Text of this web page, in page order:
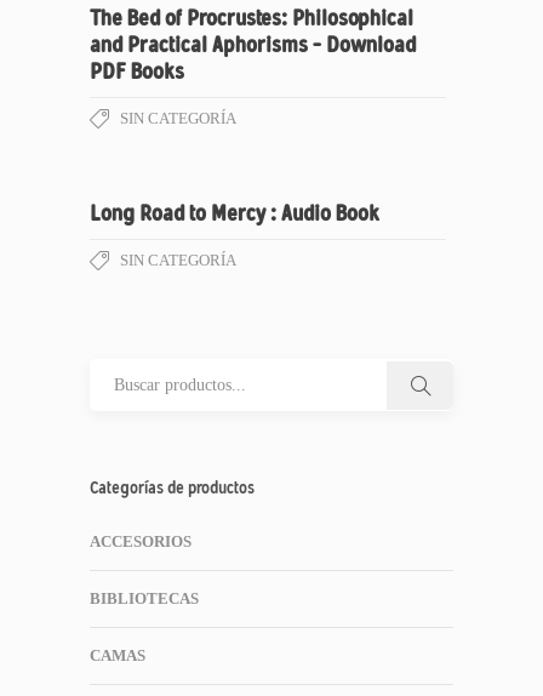
The Bed of Procrustes: Philosophical
and Practical Aphorisms – Download
PDF Books
SIN CATEGORÍA
Long Road to Mercy : Audio Book
SIN CATEGORÍA
Categorías de productos
ACCESORIOS
BIBLIOTECAS
CAMAS